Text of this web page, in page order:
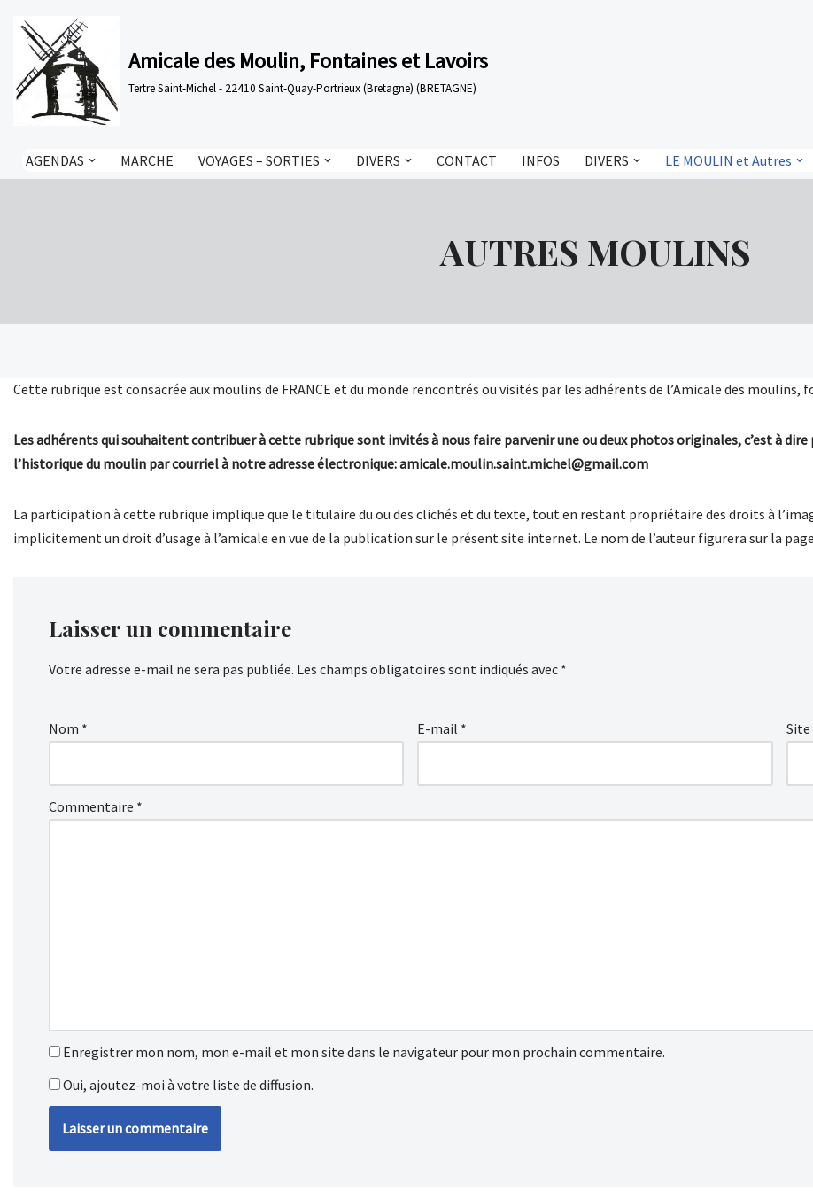
Aller
au
contenu
Amicale des Moulin, Fontaines et Lavoirs
Tertre Saint-Michel - 22410 Saint-Quay-Portrieux (Bretagne) (BRETAGNE)
AGENDAS MARCHE VOYAGES – SORTIES DIVERS CONTACT INFOS DIVERS LE MOULIN et Autres
AUTRES MOULINS
Cette rubrique est consacrée aux moulins de FRANCE et du monde rencontrés ou visités par les adhérents de l’Amicale des
Les adhérents qui souhaitent contribuer à cette rubrique sont invités à nous faire parvenir une ou deux photos originales, c’est à
l’historique du moulin par courriel à notre adresse électronique: amicale.moulin.saint.michel@gmail.com
La participation à cette rubrique implique que le titulaire du ou des clichés et du texte, tout en restant propriétaire des droits à
implicitement un droit d’usage à l’amicale en vue de la publication sur le présent site internet. Le nom de l’auteur figurera sur la
Laisser un commentaire
Votre adresse e-mail ne sera pas publiée. Les champs obligatoires sont indiqués avec *
Nom * E-mail * Site
Commentaire *
Enregistrer mon nom, mon e-mail et mon site dans le navigateur pour mon prochain commentaire.
Oui, ajoutez-moi à votre liste de diffusion.